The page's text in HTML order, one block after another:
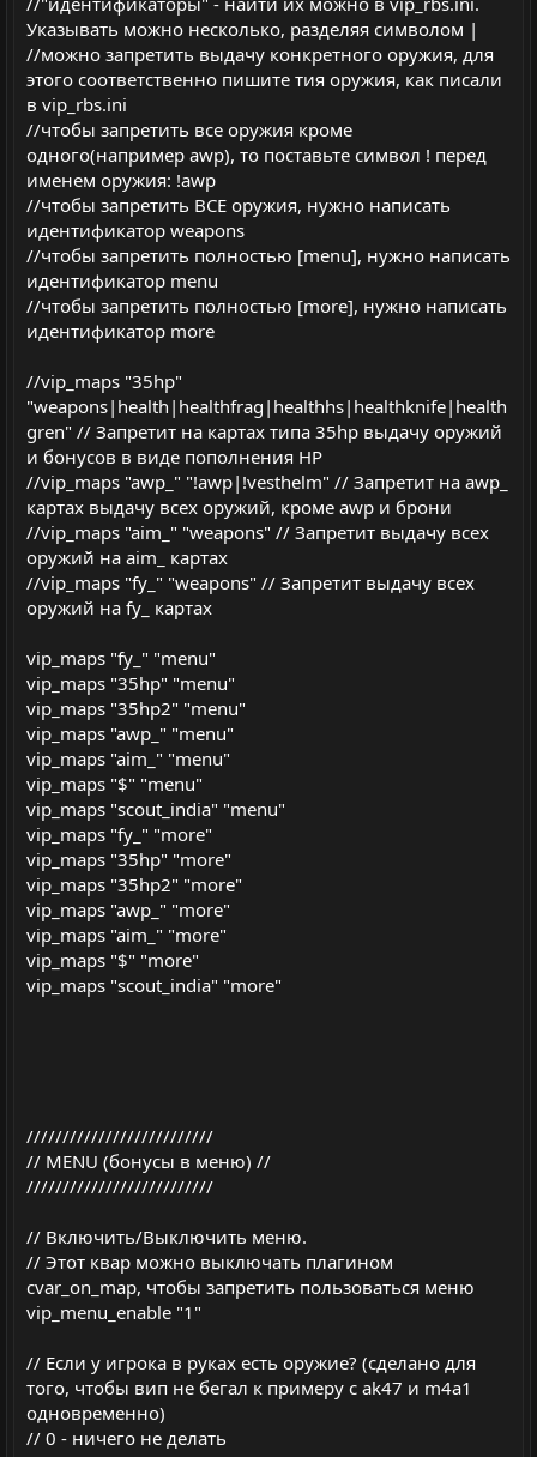
Указывать можно несколько, разделяя символом |
//можно запретить выдачу конкретного оружия, для
этого соответственно пишите тия оружия, как писали
в vip_rbs.ini
//чтобы запретить все оружия кроме
одного(например awp), то поставьте символ ! перед
именем оружия: !awp
//чтобы запретить ВСЕ оружия, нужно написать
идентификатор weapons
//чтобы запретить полностью [menu], нужно написать
идентификатор menu
//чтобы запретить полностью [more], нужно написать
идентификатор more
//vip_maps "35hp"
"weapons|health|healthfrag|healthhs|healthknife|health
gren" // Запретит на картах типа 35hp выдачу оружий
и бонусов в виде пополнения HP
//vip_maps "awp_" "!awp|!vesthelm" // Запретит на awp_
картах выдачу всех оружий, кроме awp и брони
//vip_maps "aim_" "weapons" // Запретит выдачу всех
оружий на aim_ картах
//vip_maps "fy_" "weapons" // Запретит выдачу всех
оружий на fy_ картах
vip_maps "fy_" "menu"
vip_maps "35hp" "menu"
vip_maps "35hp2" "menu"
vip_maps "awp_" "menu"
vip_maps "aim_" "menu"
vip_maps "$" "menu"
vip_maps "scout_india" "menu"
vip_maps "fy_" "more"
vip_maps "35hp" "more"
vip_maps "35hp2" "more"
vip_maps "awp_" "more"
vip_maps "aim_" "more"
vip_maps "$" "more"
vip_maps "scout_india" "more"
//////////////////////////
// MENU (бонусы в меню) //
//////////////////////////
// Включить/Выключить меню.
// Этот квар можно выключать плагином
cvar_on_map, чтобы запретить пользоваться меню
vip_menu_enable "1"
// Если у игрока в руках есть оружие? (сделано для
того, чтобы вип не бегал к примеру с ak47 и m4a1
одновременно)
// 0 - ничего не делать